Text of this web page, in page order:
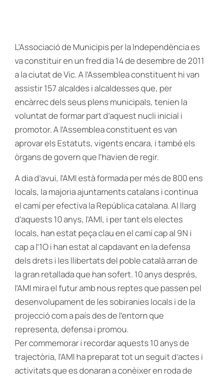
L’Associació de Municipis per la Independència es
va constituir en un fred dia 14 de desembre de 2011
a la ciutat de Vic. A l’Assemblea constituent hi van
assistir 157 alcaldes i alcaldesses que, per
encàrrec dels seus plens municipals, tenien la
voluntat de formar part d’aquest nucli inicial i
promotor. A l’Assemblea constituent es van
aprovar els Estatuts, vigents encara, i també els
òrgans de govern que l’havien de regir.
A dia d’avui, l’AMI està formada per més de 800 ens
locals, la majoria ajuntaments catalans i continua
el camí per efectiva la República catalana. Al llarg
d’aquests 10 anys, l’AMI, i per tant els electes
locals, han estat peça clau en el camí cap al 9N i
cap a l’1O i han estat al capdavant en la defensa
dels drets i les llibertats del poble català arran de
la gran retallada que han sofert. 10 anys després,
l’AMI mira el futur amb nous reptes que passen pel
desenvolupament de les sobiranies locals i de la
projecció com a país des de l’entorn que
representa, defensa i promou.
Per commemorar i recordar aquests 10 anys de
trajectòria, l’AMI ha preparat tot un seguit d’actes i
activitats que es donaran a conèixer en roda de